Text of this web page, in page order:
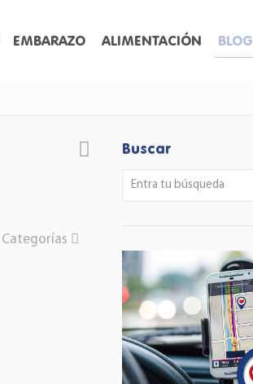
EMBARAZO ALIMENTACIÓN BLOG
Categorías
Buscar